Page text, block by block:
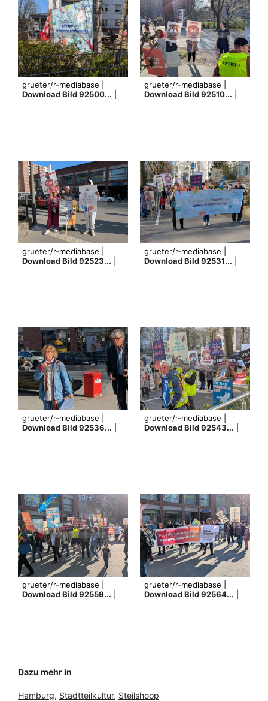
grueter/r-mediabase |
Download Bild 92500...
grueter/r-mediabase |
Download Bild 92510...
grueter/r-mediabase |
Download Bild 92523...
grueter/r-mediabase |
Download Bild 92531...
grueter/r-mediabase |
Download Bild 92536...
grueter/r-mediabase |
Download Bild 92543...
grueter/r-mediabase |
Download Bild 92559...
grueter/r-mediabase |
Download Bild 92564...
Dazu mehr in
Hamburg, Stadtteilkultur, Steilshoop